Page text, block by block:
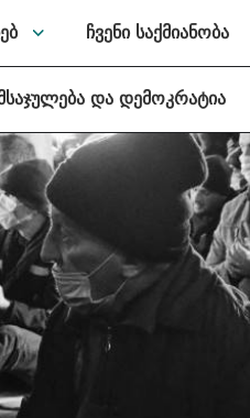
ჩვენი საქმიანობა
და დემოკრატია